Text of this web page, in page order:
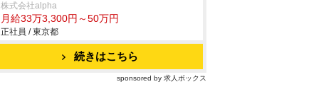
株式会社alpha
月給33万3,300円～50万円
正社員 / 東京都
続きはこちら
sponsored by 求人ボックス